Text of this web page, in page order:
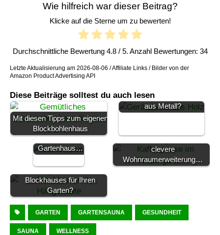
Wie hilfreich war dieser Beitrag?
Klicke auf die Sterne um zu bewerten!
Durchschnittliche Bewertung 4.8/ 5. Anzahl Bewertungen: 34
Letzte Aktualisierung am 2026-08-06 / Affiliate Links / Bilder von der
Amazon Product Advertising API
Diese Beiträge solltest du auch lesen
Mit diesen Tipps zum eigenen
Blockbohlenhaus
Gerätehaus aus Holz oder
aus Metall?
DIY
Gartenhaus -
auf das
passende
Gartenhaus…
Wohnwintergarten: Die
clevere
Wohnraumerweiterung…
Was bringt der Kauf eines
Blockhauses für Ihren
Garten?
GARTEN GARTENSAUNA GESUNDHEIT
SAUNA WELLNESS